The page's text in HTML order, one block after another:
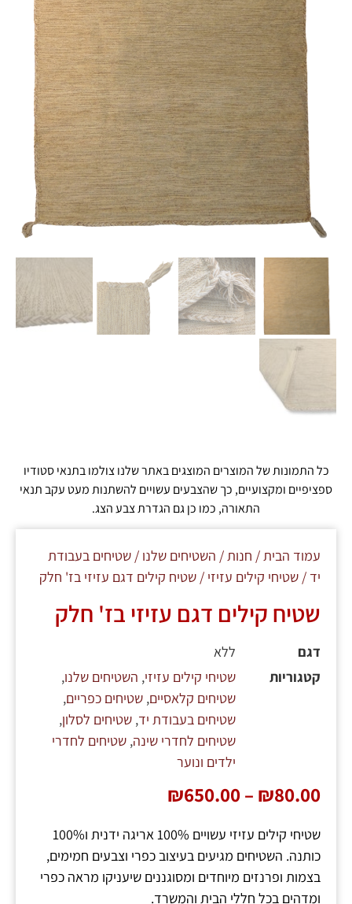
כל התמונות של המוצרים המוצגים באתר שלנו צולמו בתנאי סטודיו
ספציפיים ומקצועיים, כך שהצבעים עשויים להשתנות מעט עקב תנאי
התאורה, כמו כן גם הגדרת צבע הצג.
עמוד הבית/ חנות/ השטיחים שלנו / שטיחים בעבודת
יד / שטיחי קילים עזיזי / שטיח קילים דגם עזיזי בז' חלק
שטיח קילים דגם עזיזי בז' חלק
דגם
ללא
קטגוריות
שטיחי קילים עזיזי, השטיחים שלנו,
שטיחים קלאסיים, שטיחים כפריים,
שטיחים בעבודת יד, שטיחים לסלון,
שטיחים לחדרי שינה, שטיחים לחדרי
ילדים ונוער
₪80.00
–
₪650.00
שטיחי קילים עזיזי עשויים 100% אריגה ידנית ו100%
כותנה. השטיחים מגיעים בעיצוב כפרי וצבעים חמימים,
בצמות ופרנזים מיוחדים ומסוגננים שיעניקו מראה כפרי
ומדהים בכל חללי הבית והמשרד.